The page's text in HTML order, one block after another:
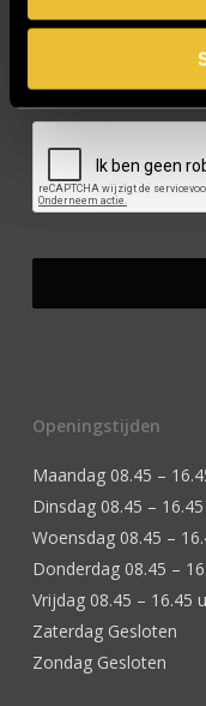
CAPTCHA
Openingstijden
Maandag 08.45 –
Dinsdag 08.45 –
Woensdag 08.45 –
Donderdag 08.45 –
Vrijdag 08.45 – 16.45
Zaterdag Gesloten
Zondag Gesloten